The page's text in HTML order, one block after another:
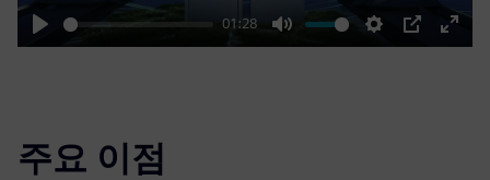
Play
01:28
Mute Settings
PIP
Enter
주요 이점